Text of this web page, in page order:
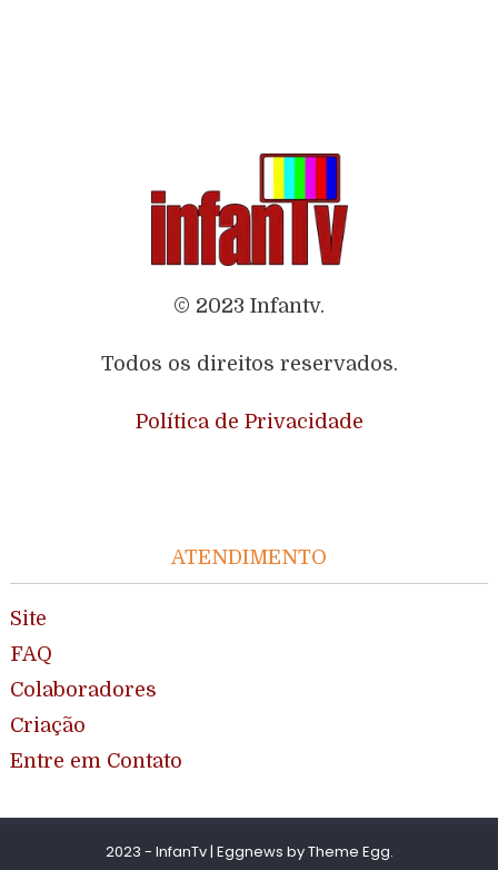
© 2023 Infantv.
Todos os direitos reservados.
Política de Privacidade
ATENDIMENTO
Site
FAQ
Colaboradores
Criação
Entre em Contato
2023 - InfanTv| Eggnews byTheme Egg.